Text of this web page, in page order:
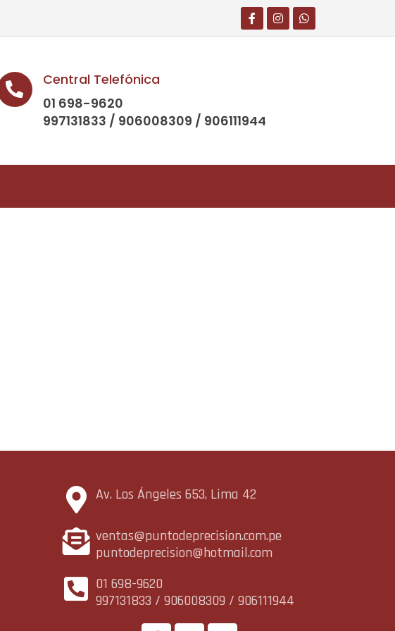
Central Telefónica
01 698-9620
997131833 / 906008309 / 906111944
Av. Los Ángeles 653, Lima 42
ventas@puntodeprecision.com.pe
puntodeprecision@hotmail.com
01 698-9620
997131833 / 906008309 / 906111944